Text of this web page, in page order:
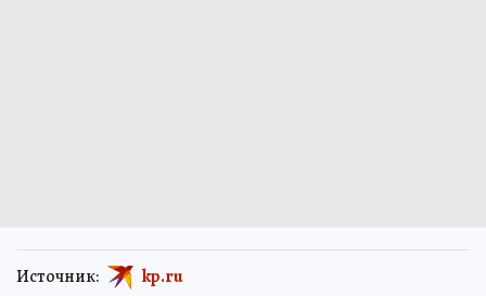
Источник: kp.ru